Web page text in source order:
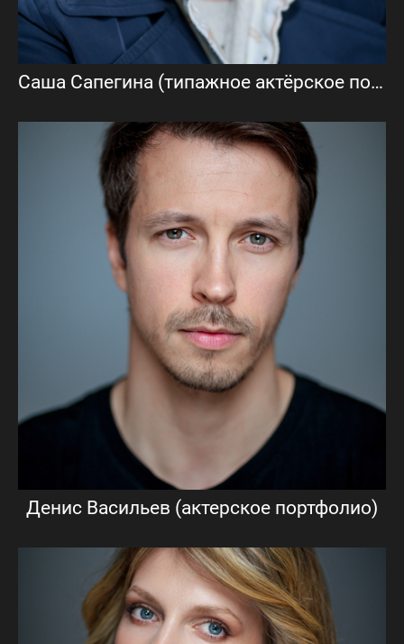
Саша Сапегина (типажное актёрское портфолио)
Денис Васильев (актерское портфолио)